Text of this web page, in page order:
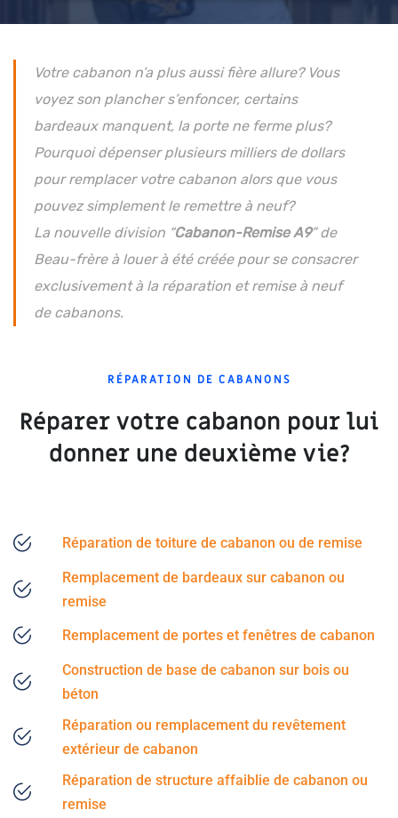
Votre cabanon n’a plus aussi fière allure? Vous
voyez son plancher s’enfoncer, certains
bardeaux manquent, la porte ne ferme plus?
Pourquoi dépenser plusieurs milliers de dollars
pour remplacer votre cabanon alors que vous
pouvez simplement le remettre à neuf?
La nouvelle division “Cabanon-Remise A9” de
Beau-frère à louer à été créée pour se consacrer
exclusivement à la réparation et remise à neuf
de cabanons.
RÉPARATION DE CABANONS
Réparer votre cabanon pour lui
donner une deuxième vie?
Réparation de toiture de cabanon ou de remise
Remplacement de bardeaux sur cabanon ou
remise
Remplacement de portes et fenêtres de cabanon
Construction de base de cabanon sur bois ou
béton
Réparation ou remplacement du revêtement
extérieur de cabanon
Réparation de structure affaiblie de cabanon ou
remise